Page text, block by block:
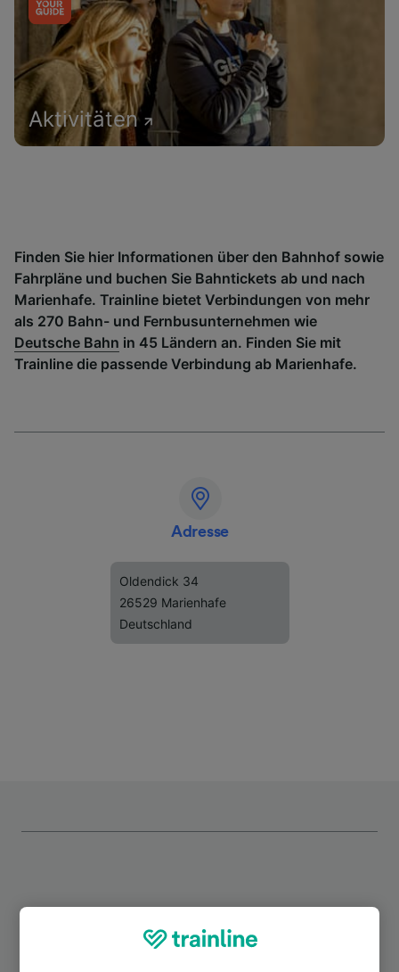
Aktivitäten
Finden Sie hier Informationen über den Bahnhof sowie
Fahrpläne und buchen Sie Bahntickets ab und nach
Marienhafe. Trainline bietet Verbindungen von mehr
als 270 Bahn- und Fernbusunternehmen wie
Deutsche Bahn in 45 Ländern an. Finden Sie mit
Trainline die passende Verbindung ab Marienhafe.
Adresse
Oldendick 34
26529 Marienhafe
Deutschland